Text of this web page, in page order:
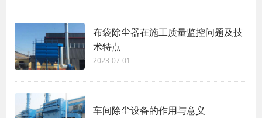
布袋除尘器在施工质量监控问题及技
术特点
2023-07-01
车间除尘设备的作用与意义